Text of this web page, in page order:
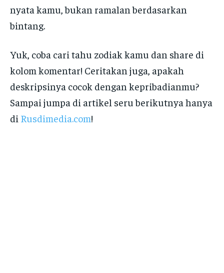
nyata kamu, bukan ramalan berdasarkan
bintang.
Yuk, coba cari tahu zodiak kamu dan share di
kolom komentar! Ceritakan juga, apakah
deskripsinya cocok dengan kepribadianmu?
Sampai jumpa di artikel seru berikutnya hanya
di Rusdimedia.com!